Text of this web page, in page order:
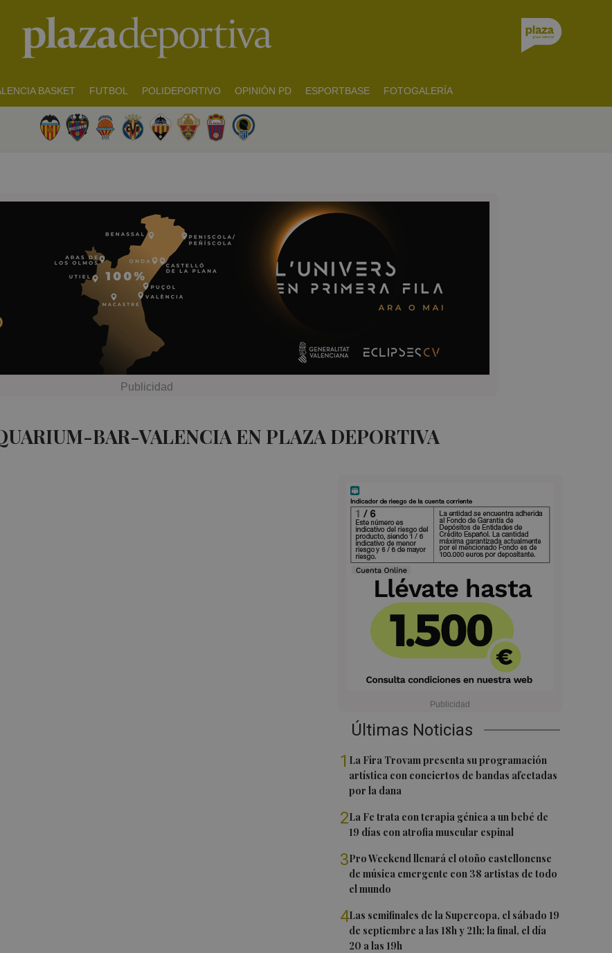
BASKET FUTBOL POLIDEPORTIVO OPINIÓN PD ESPORTBASE FOTOGALERÍA
BAR-VALENCIA EN PLAZA DEPORTIVA
Últimas Noticias
1 La Fira Trovam presenta su programación
artística con conciertos de bandas afectadas
por la dana
2La Fe trata con terapia génica a un bebé de
19 días con atrofia muscular espinal
3Pro Weekend llenará el otoño castellonense
de música emergente con 38 artistas de todo
el mundo
4Las semifinales de la Supercopa, el sábado 19
de septiembre a las 18h y 21h; la final, el día
20 a las 19h